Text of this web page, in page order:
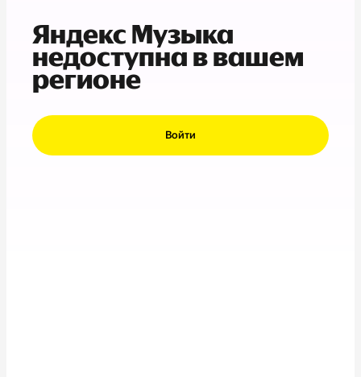
Яндекс Музыка
недоступна в вашем
регионе
Войти